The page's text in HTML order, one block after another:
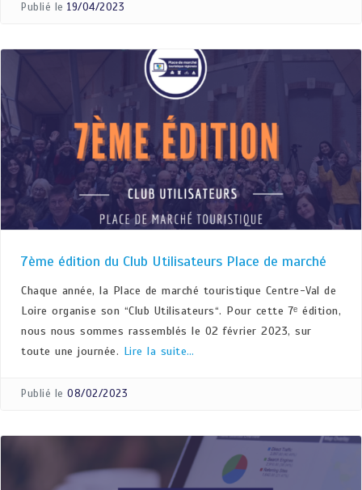
Publié le 19/04/2023
7ème édition du Club Utilisateurs Place de marché
Chaque année, la Place de marché touristique Centre-Val de
Loire organise son “Club Utilisateurs“. Pour cette 7ᵉ édition,
nous nous sommes rassemblés le 02 février 2023, sur
toute une journée. Lire la suite…
Publié le 08/02/2023